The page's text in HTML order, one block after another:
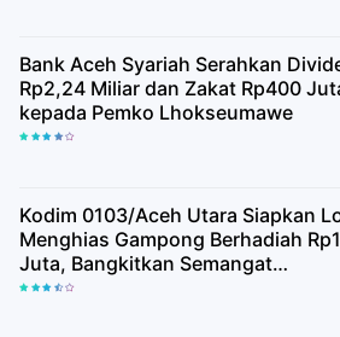
Bank Aceh Syariah Serahkan
Rp2,24 Miliar dan Zakat Rp400
kepada Pemko Lhokseumawe
Kodim 0103/Aceh Utara Siapkan
Menghias Gampong Berhadiah
Juta, Bangkitkan Semangat
Kemerdekaan hingga Pelosok Desa